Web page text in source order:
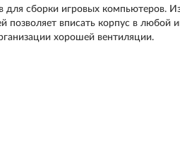
для сборки игровых компьютеров.
позволяет вписать корпус в
хорошей вентиляции.